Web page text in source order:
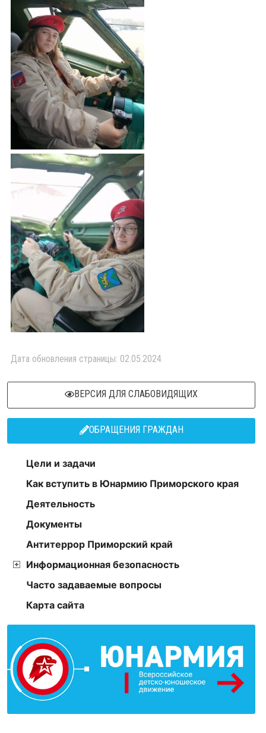
Дата обновления страницы: 02.05.2024
ВЕРСИЯ ДЛЯ СЛАБОВИДЯЩИХ
ОБРАЩЕНИЯ ГРАЖДАН
Цели и задачи
Как вступить в Юнармию Приморского края
Деятельность
Документы
Антитеррор Приморский край
Информационная безопасность
Часто задаваемые вопросы
Карта сайта